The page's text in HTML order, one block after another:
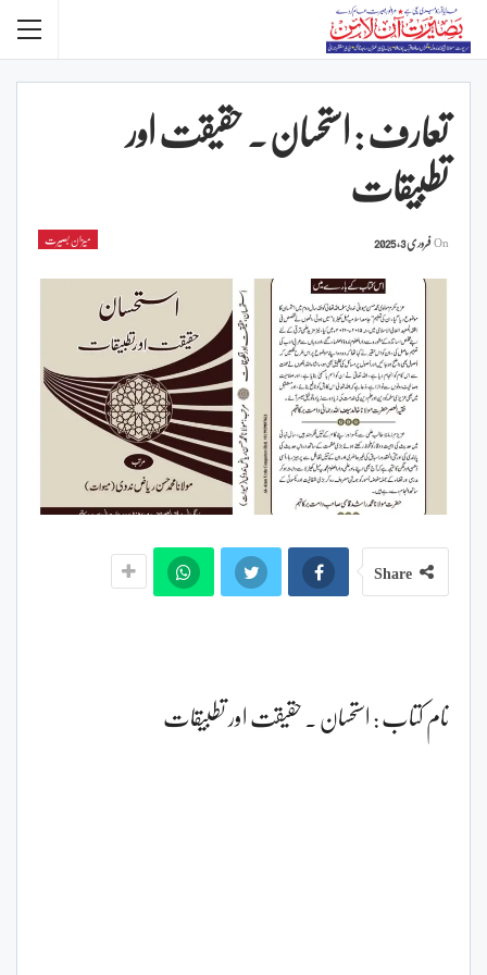
تعارف : استحسان ۔ حقیقت اور
تطبیقات
میزان بصیرت Onفروری 3, 2025
Share
نام کتاب : استحسان ۔ حقیقت اور تطبیقات